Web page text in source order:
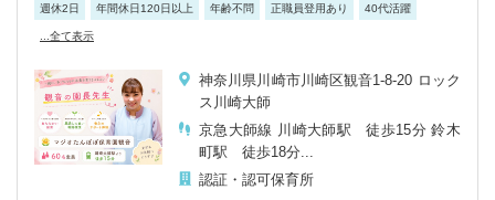
週休2日 年間休日120日以上 年齢不問 正職員登用あり 40代活躍
...全て表示
神奈川県川崎市川崎区観音1-8-20 ロック
ス川崎大師
京急大師線 川崎大師駅 徒歩15分 鈴木
町駅 徒歩18分...
認証・認可保育所